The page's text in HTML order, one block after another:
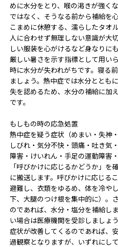
めに水分をとり、喉の渇きが強く
ではなく、そうなる前から補給を
こまめに休憩する、濡らしたタオ
人に合わせず無理しない意識が大
しい服装を心がけるなど身なりに
厳しい暑さを示す指標として用い
時に水分が失われがちです。寝る
ましょう。熱中症では水分ととも
失を認めるため、水分の補給に加
です。
もしもの時の応急処置
熱中症を疑う症状（めまい・失神
しびれ・気分不快・頭痛・吐き気
障害・けいれん・手足の運動障害
「呼びかけに応じるかどうか」
に搬送します。呼びかけに応じる
避難し、衣類をゆるめ、体を冷や
下、大腿のつけ根を集中的に）。
のであれば、水分・塩分を補給し
い場合は医療機関を受診しましょ
症状が改善してくるのであれば、
過観察となりますが、いずれにし